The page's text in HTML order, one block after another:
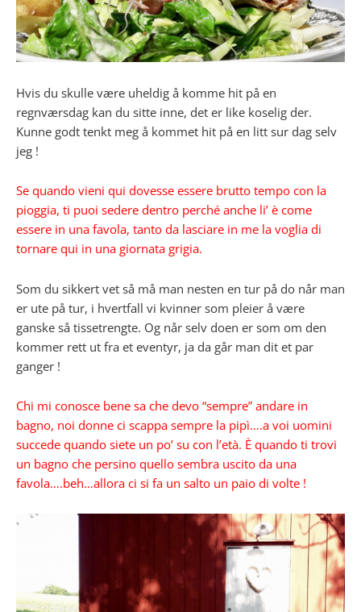
Hvis du skulle være uheldig å komme hit på en
regnværsdag kan du sitte inne, det er like koselig der.
Kunne godt tenkt meg å kommet hit på en litt sur dag selv
jeg !
Se quando vieni qui dovesse essere brutto tempo con la
pioggia, ti puoi sedere dentro perché anche li’ è come
essere in una favola, tanto da lasciare in me la voglia di
tornare qui in una giornata grigia.
Som du sikkert vet så må man nesten en tur på do når man
er ute på tur, i hvertfall vi kvinner som pleier å være
ganske så tissetrengte. Og når selv doen er som om den
kommer rett ut fra et eventyr, ja da går man dit et par
ganger !
Chi mi conosce bene sa che devo “sempre” andare in
bagno, noi donne ci scappa sempre la pipì….a voi uomini
succede quando siete un po’ su con l’età. È quando ti trovi
un bagno che persino quello sembra uscito da una
favola….beh…allora ci si fa un salto un paio di volte !